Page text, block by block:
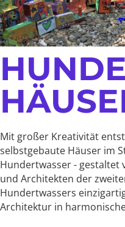
Mit großer Kreativität
selbstgebaute Häuser im
Hundertwasser - gestaltet
und Architekten der
Hundertwassers
Architektur in